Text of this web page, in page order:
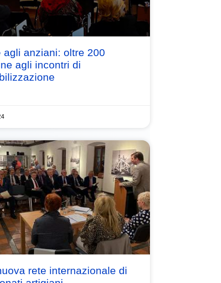
agli anziani: oltre 200
agli incontri di
rete internazionale di